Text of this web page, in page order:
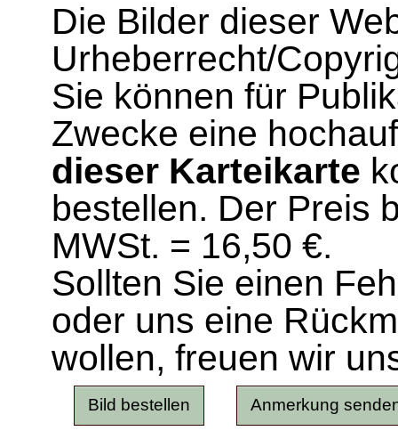
Die Bilder dieser
Urheberrecht/
Sie können für
Zwecke eine
dieser Karteikarte
bestellen. Der Preis
MWSt. = 16,50 €.
Sollten Sie einen
oder uns eine
wollen, freuen wir